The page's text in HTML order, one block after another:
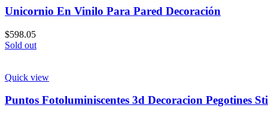
Unicornio En Vinilo Para Pared Decoración
$598.05
Sold out
Quick view
Puntos Fotoluminiscentes 3d Decoracion Pegotines